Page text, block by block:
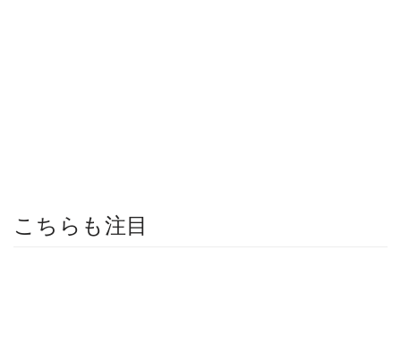
こちらも注目